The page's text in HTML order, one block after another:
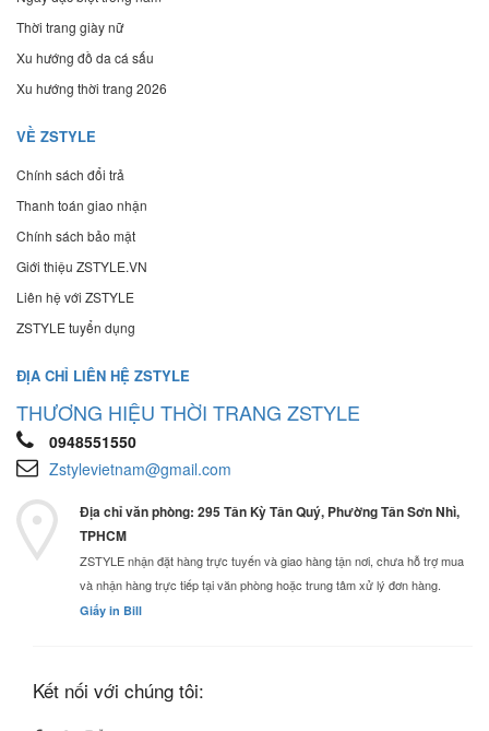
Thời trang giày nữ
Xu hướng đồ da cá sấu
Xu hướng thời trang 2026
VỀ ZSTYLE
Chính sách đổi trả
Thanh toán giao nhận
Chính sách bảo mật
Giới thiệu ZSTYLE.VN
Liên hệ với ZSTYLE
ZSTYLE tuyển dụng
ĐỊA CHỈ LIÊN HỆ ZSTYLE
THƯƠNG HIỆU THỜI TRANG ZSTYLE
0948551550
Zstylevietnam@gmail.com
Địa chỉ văn phòng: 295 Tân Kỳ Tân Quý, Phường Tân Sơn Nhì,
TPHCM
ZSTYLE nhận đặt hàng trực tuyến và giao hàng tận nơi, chưa hỗ trợ mua
và nhận hàng trực tiếp tại văn phòng hoặc trung tâm xử lý đơn hàng.
Giấy in Bill
Kết nối với chúng tôi: